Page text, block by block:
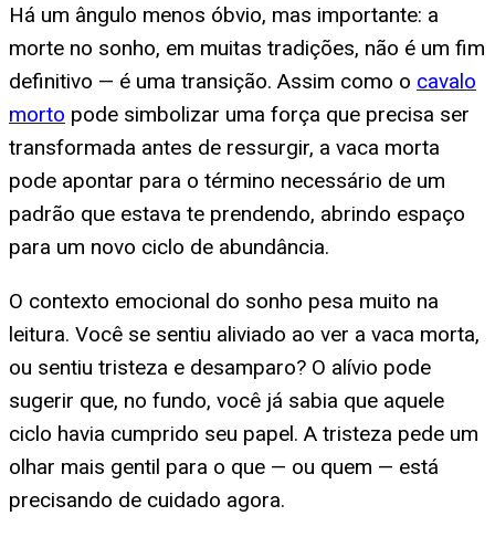
Há um ângulo menos óbvio, mas importante: a
morte no sonho, em muitas tradições, não é um fim
definitivo — é uma transição. Assim como o cavalo
morto pode simbolizar uma força que precisa ser
transformada antes de ressurgir, a vaca morta
pode apontar para o término necessário de um
padrão que estava te prendendo, abrindo espaço
para um novo ciclo de abundância.
O contexto emocional do sonho pesa muito na
leitura. Você se sentiu aliviado ao ver a vaca morta,
ou sentiu tristeza e desamparo? O alívio pode
sugerir que, no fundo, você já sabia que aquele
ciclo havia cumprido seu papel. A tristeza pede um
olhar mais gentil para o que — ou quem — está
precisando de cuidado agora.